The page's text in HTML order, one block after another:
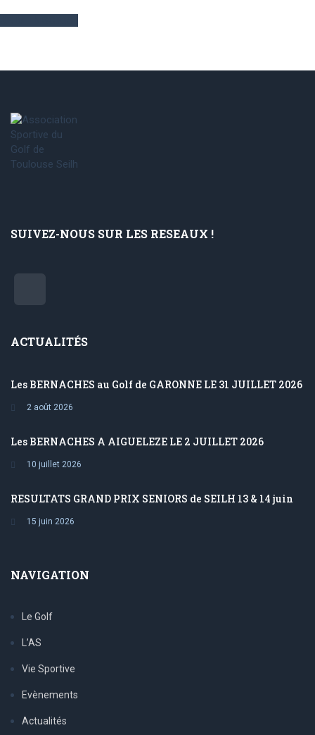
SUIVEZ-NOUS SUR LES RESEAUX !
ACTUALITÉS
Les BERNACHES au Golf de GARONNE LE 31 JUILLET 2026
2 août 2026
Les BERNACHES A AIGUELEZE LE 2 JUILLET 2026
10 juillet 2026
RESULTATS GRAND PRIX SENIORS de SEILH 13 & 14 juin
15 juin 2026
NAVIGATION
Le Golf
L’AS
Vie Sportive
Evènements
Actualités